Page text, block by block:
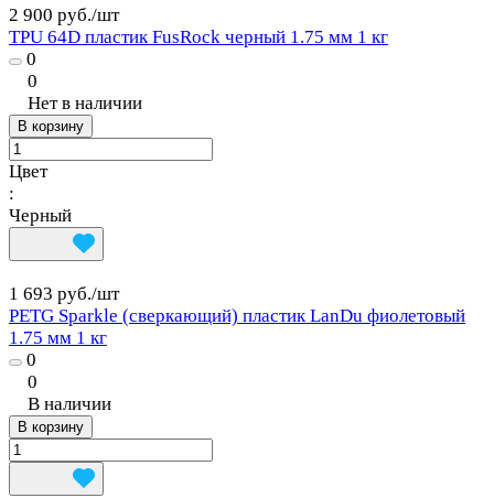
2 900 руб./шт
TPU 64D пластик FusRock черный 1.75 мм 1 кг
0
0
Нет в наличии
В корзину
Цвет
:
Черный
1 693 руб./шт
PETG Sparkle (сверкающий) пластик LanDu фиолетовый
1.75 мм 1 кг
0
0
В наличии
В корзину